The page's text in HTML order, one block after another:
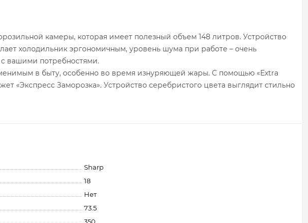
камеры, которая имеет полезный объем 148 литров. Устройство
холодильник эргономичным, уровень шума при работе – очень
вашими потребностями.
в быту, особенно во время изнуряющей жары. С помощью «Extra
«Экспресс Заморозка». Устройство серебристого цвета выглядит стильно
Sharp
18
Нет
73.5